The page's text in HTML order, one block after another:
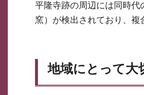
平隆寺跡の周辺には同時
窯）が検出されており、複
地域にとって大